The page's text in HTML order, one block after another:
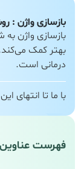
بازسازی واژن :
بازسازی واژن
بهتر کمک
درمانی است.
با ما تا انتهای
فهرست عناوین